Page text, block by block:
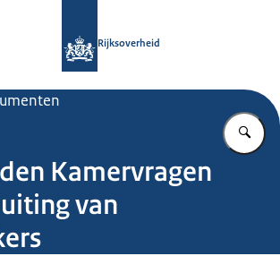
Rijksoverheid
Kamervragen
van